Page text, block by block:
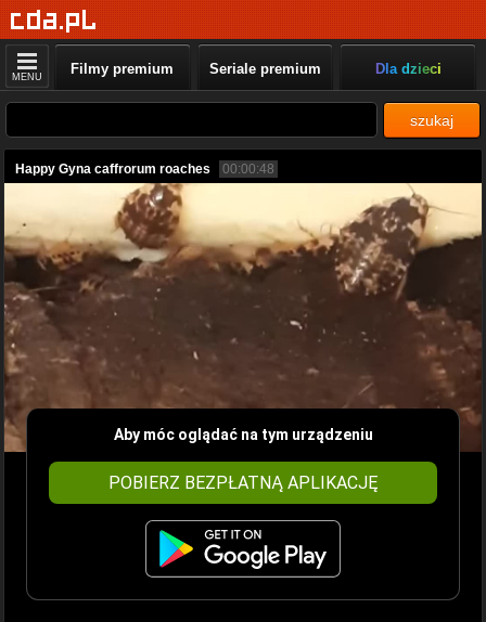
MENU Filmy premium Seriale premium Dla dzieci
szukaj
Happy Gyna caffrorum roaches 00:00:48
Aby móc oglądać na tym urządzeniu
POBIERZ BEZPŁATNĄ APLIKACJĘ